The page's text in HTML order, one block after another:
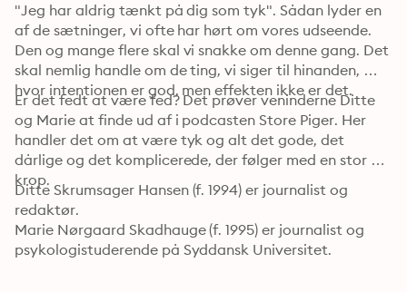
"Jeg har aldrig tænkt på dig som tyk". Sådan lyder en
af de sætninger, vi ofte har hørt om vores udseende.
Den og mange flere skal vi snakke om denne gang. Det
skal nemlig handle om de ting, vi siger til hinanden,
hvor intentionen er god, men effekten ikke er det.
Er det fedt at være fed? Det prøver veninderne Ditte
og Marie at finde ud af i podcasten Store Piger. Her
handler det om at være tyk og alt det gode, det
dårlige og det komplicerede, der følger med en stor
krop.
Ditte Skrumsager Hansen (f. 1994) er journalist og
redaktør.
Marie Nørgaard Skadhauge (f. 1995) er journalist og
psykologistuderende på Syddansk Universitet.